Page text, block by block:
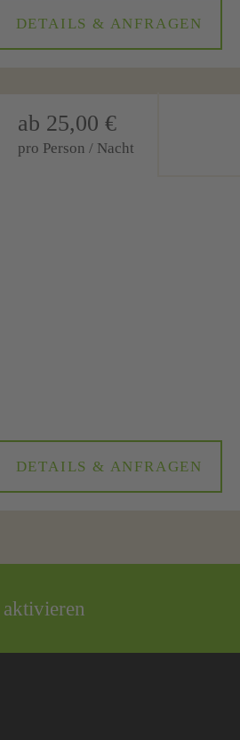
DETAILS & ANFRAGEN
ab 25,00 €
pro Person / Nacht
DETAILS & ANFRAGEN